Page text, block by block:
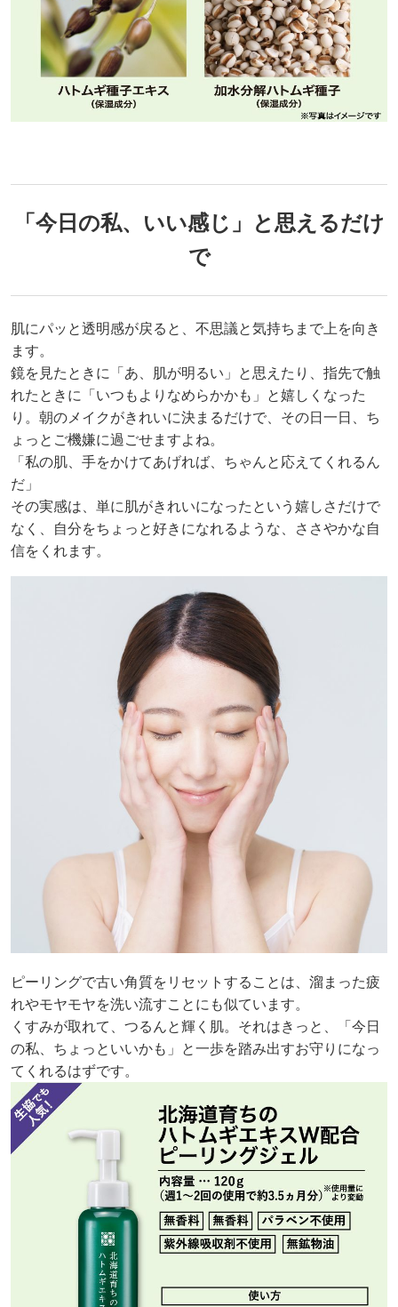
「今日の私、いい感じ」と思えるだけ
で
肌にパッと透明感が戻ると、不思議と気持ちまで上を向き
ます。
鏡を見たときに「あ、肌が明るい」と思えたり、指先で触
れたときに「いつもよりなめらかかも」と嬉しくなった
り。朝のメイクがきれいに決まるだけで、その日一日、ち
ょっとご機嫌に過ごせますよね。
「私の肌、手をかけてあげれば、ちゃんと応えてくれるん
だ」
その実感は、単に肌がきれいになったという嬉しさだけで
なく、自分をちょっと好きになれるような、ささやかな自
信をくれます。
ピーリングで古い角質をリセットすることは、溜まった疲
れやモヤモヤを洗い流すことにも似ています。
くすみが取れて、つるんと輝く肌。それはきっと、「今日
の私、ちょっといいかも」と一歩を踏み出すお守りになっ
てくれるはずです。